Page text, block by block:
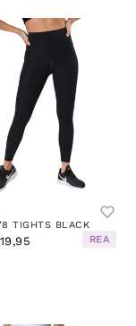
TIGHTS BLACK
REA